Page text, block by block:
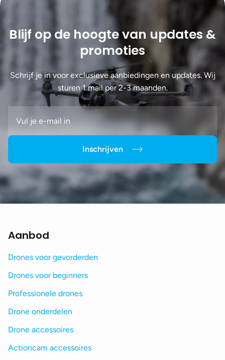
Blijf op de hoogte van updates &
promoties
Schrijf je in voor exclusieve aanbiedingen en updates. Wij
sturen 1 mail per 2-3 maanden.
Inschrijven
Aanbod
Drones voor gevorderden
Drones voor beginners
Professionele drones
Drone onderdelen
Drone accessoires
Actioncam accessoires